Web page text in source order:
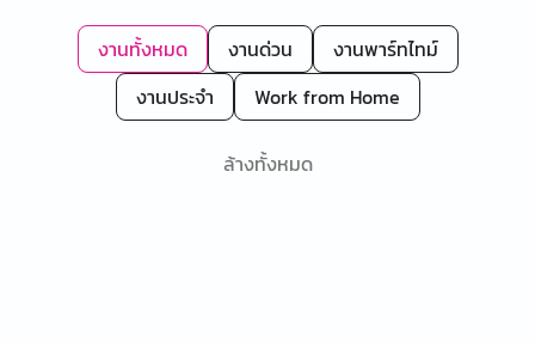
งานทั้งหมด งานด่วน
งานพาร์ทไทม์
งานประจำ
Work from Home
ล้างทั้งหมด